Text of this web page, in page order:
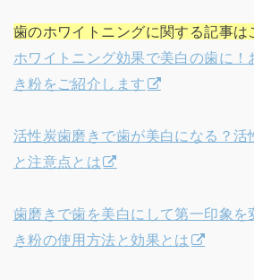
歯のホワイトニングに関する記事は
ホワイトニング効果で美白の歯に！
き粉をご紹介します
活性炭歯磨きで歯が美白になる？活
と注意点とは
歯磨きで歯を美白にして第一印象を
き粉の使用方法と効果とは